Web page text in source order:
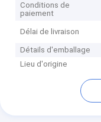
Conditions de
paiement
Délai de livraison
Détails d'emballage
Lieu d'origine